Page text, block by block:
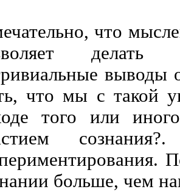
что
выводы
что мы с такой
того или
больше, чем